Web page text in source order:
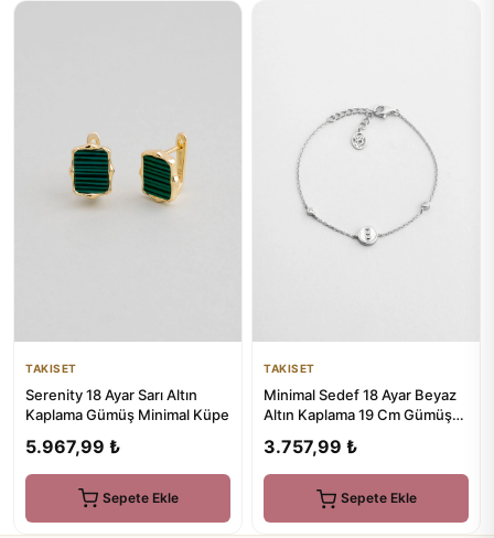
TAKISET
Serenity 18 Ayar Sarı Altın
Kaplama Gümüş Minimal Küpe
5.967,99 ₺
Sepete Ekle
TAKISET
Minimal Sedef 18 Ayar Beyaz
Altın Kaplama 19 Cm Gümüş
3.757,99 ₺
Sepete Ekle